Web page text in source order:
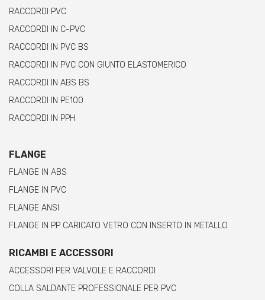
RACCORDI PVC
RACCORDI IN C-PVC
RACCORDI IN PVC BS
RACCORDI IN PVC CON GIUNTO ELASTOMERICO
RACCORDI IN ABS BS
RACCORDI IN PE100
RACCORDI IN PPH
FLANGE
FLANGE IN ABS
FLANGE IN PVC
FLANGE ANSI
FLANGE IN PP CARICATO VETRO CON INSERTO IN METALLO
RICAMBI E ACCESSORI
ACCESSORI PER VALVOLE E RACCORDI
COLLA SALDANTE PROFESSIONALE PER PVC